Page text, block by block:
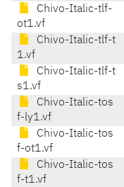
Chivo-Italic-tlf-
ot1.vf
Chivo-Italic-tlf-t
1.vf
Chivo-Italic-tlf-t
s1.vf
Chivo-Italic-tos
f-ly1.vf
Chivo-Italic-tos
f-ot1.vf
Chivo-Italic-tos
f-t1.vf